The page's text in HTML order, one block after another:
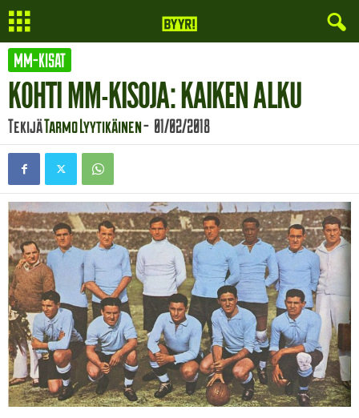
MM-KISAT
KOHTI MM-KISOJA: KAIKEN ALKU
TekijäTarmo Lyytikäinen- 01/02/2018